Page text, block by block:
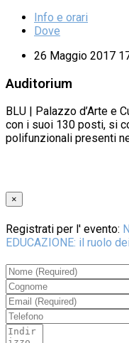
Info e orari
Dove
26 Maggio 2017
Auditorium
BLU | Palazzo d’Arte e
con i suoi 130 posti, si
polifunzionali presenti
×
Registrati per l' evento:
EDUCAZIONE: il ruolo